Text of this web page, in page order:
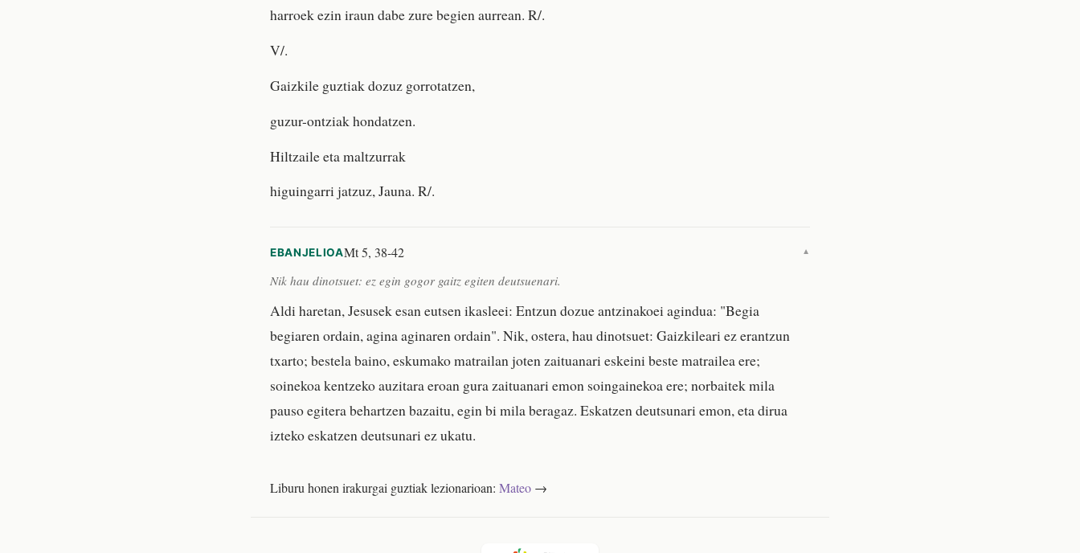
harroek ezin iraun dabe zure begien aurrean. R/.
V/.
Gaizkile guztiak dozuz gorrotatzen,
guzur-ontziak hondatzen.
Hiltzaile eta maltzurrak
higuingarri jatzuz, Jauna. R/.
EBANJELIOAMt 5, 38-42 ▼
Nik hau dinotsuet: ez egin gogor gaitz egiten deutsuenari.
Aldi haretan, Jesusek esan eutsen ikasleei: Entzun dozue antzinakoei agindua: "Begia
begiaren ordain, agina aginaren ordain". Nik, ostera, hau dinotsuet: Gaizkileari ez erantzun
txarto; bestela baino, eskumako matrailan joten zaituanari eskeini beste matrailea ere;
soinekoa kentzeko auzitara eroan gura zaituanari emon soingainekoa ere; norbaitek mila
pauso egitera behartzen bazaitu, egin bi mila beragaz. Eskatzen deutsunari emon, eta dirua
izteko eskatzen deutsunari ez ukatu.
Liburu honen irakurgai guztiak lezionarioan: Mateo →